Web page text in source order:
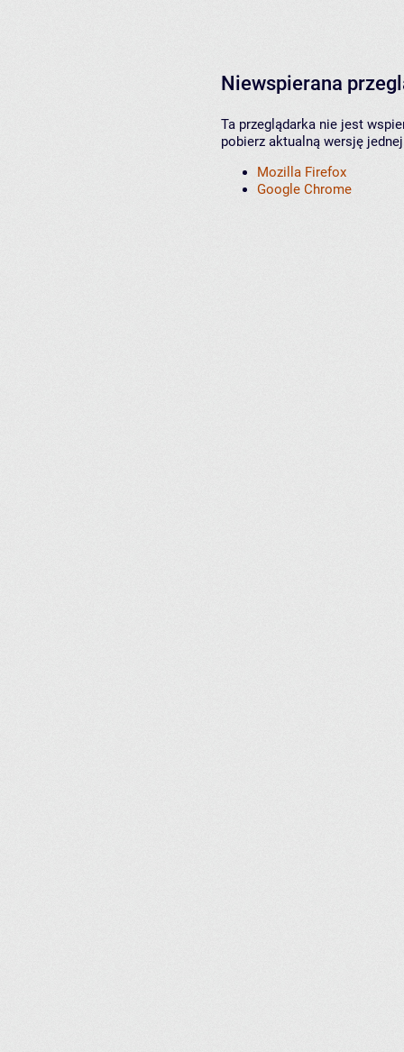
Niewspierana
Ta przeglądarka nie jest
pobierz aktualną wersję
Mozilla Firefox
Google Chrome